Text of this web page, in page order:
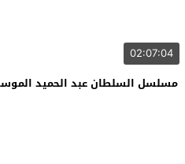
02:07:04
مسلسل السلطان عبد الحميد الموسم